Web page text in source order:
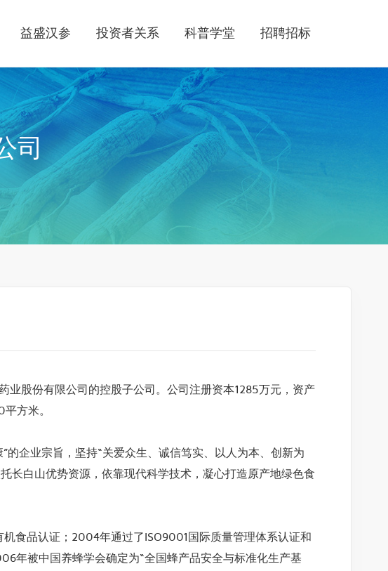
益盛汉参 投资者关系 科普学堂 招聘招标
司
股份有限公司的控股子公司。公司注册资本1285万元，资产
方米。
企业宗旨，坚持“关爱众生、诚信笃实、以人为本、创新为
长白山优势资源，依靠现代科学技术，凝心打造原产地绿色食
品认证；2004年通过了ISO9001国际质量管理体系认证和
年被中国养蜂学会确定为“全国蜂产品安全与标准化生产基